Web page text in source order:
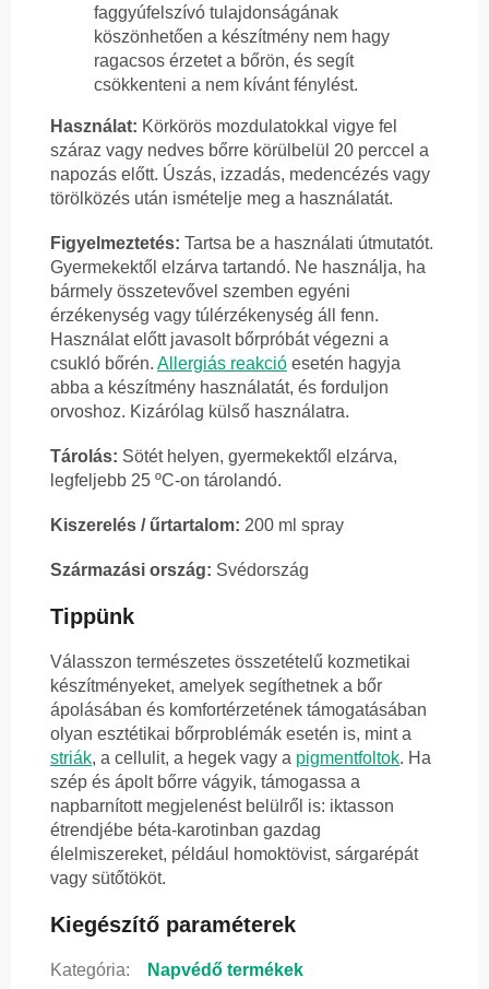
faggyúfelszívó tulajdonságának
köszönhetően a készítmény nem hagy
ragacsos érzetet a bőrön, és segít
csökkenteni a nem kívánt fénylést.
Használat: Körkörös mozdulatokkal vigye fel
száraz vagy nedves bőrre körülbelül 20 perccel a
napozás előtt. Úszás, izzadás, medencézés vagy
törölközés után ismételje meg a használatát.
Figyelmeztetés: Tartsa be a használati útmutatót.
Gyermekektől elzárva tartandó. Ne használja, ha
bármely összetevővel szemben egyéni
érzékenység vagy túlérzékenység áll fenn.
Használat előtt javasolt bőrpróbát végezni a
csukló bőrén. Allergiás reakció esetén hagyja
abba a készítmény használatát, és forduljon
orvoshoz. Kizárólag külső használatra.
Tárolás: Sötét helyen, gyermekektől elzárva,
legfeljebb 25 ºC-on tárolandó.
Kiszerelés / űrtartalom: 200 ml spray
Származási ország: Svédország
Tippünk
Válasszon természetes összetételű kozmetikai
készítményeket, amelyek segíthetnek a bőr
ápolásában és komfortérzetének támogatásában
olyan esztétikai bőrproblémák esetén is, mint a
striák, a cellulit, a hegek vagy a pigmentfoltok. Ha
szép és ápolt bőrre vágyik, támogassa a
napbarnított megjelenést belülről is: iktasson
étrendjébe béta-karotinban gazdag
élelmiszereket, például homoktövist, sárgarépát
vagy sütőtököt.
Kiegészítő paraméterek
Kategória:
Napvédő termékek